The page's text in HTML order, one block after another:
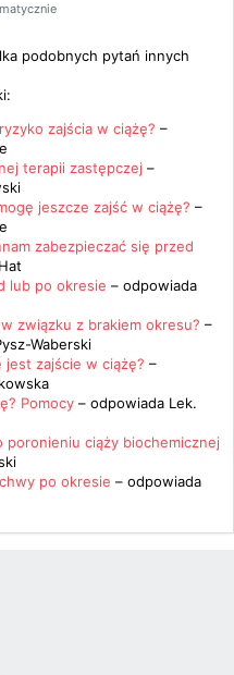
podobnych pytań innych
zajścia w ciążę? –
terapii zastępczej –
jeszcze zajść w ciążę? –
zabezpieczać się przed
lub po okresie – odpowiada
związku z brakiem okresu? –
Waberski
zajście w ciążę? –
Pomocy – odpowiada Lek.
poronieniu ciąży biochemicznej
po okresie – odpowiada